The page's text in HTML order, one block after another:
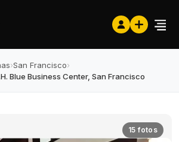
›San Francisco›
Blue Business Center, San Francisco
15 fotos